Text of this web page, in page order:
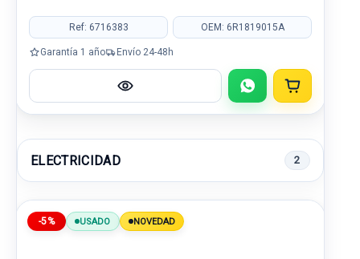
Ref: 6716383 OEM: 6R1819015A
Garantía 1 año Envío 24-48h
ELECTRICIDAD 2
-5% USADO NOVEDAD